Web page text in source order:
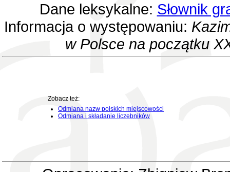
Dane leksykalne: Słownik
Informacja o występowaniu:
w Polsce na początku
Zobacz też:
Odmiana nazw polskich miejscowości
Odmiana i składanie liczebników